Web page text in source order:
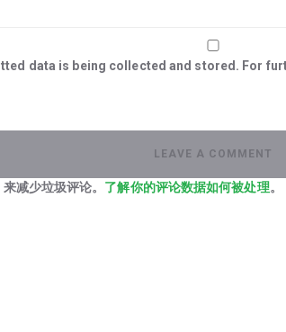
data is being collected and stored. For
减少垃圾评论。 了解你的评论数据如何被处理。